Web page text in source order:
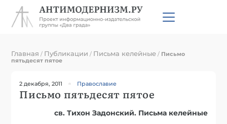
Главная / Публикации / Письма келейные / Письмо
пятьдесят пятое
2 декабря, 2011 Православие
Письмо пятьдесят пятое
св. Тихон Задонский. Письма келейные